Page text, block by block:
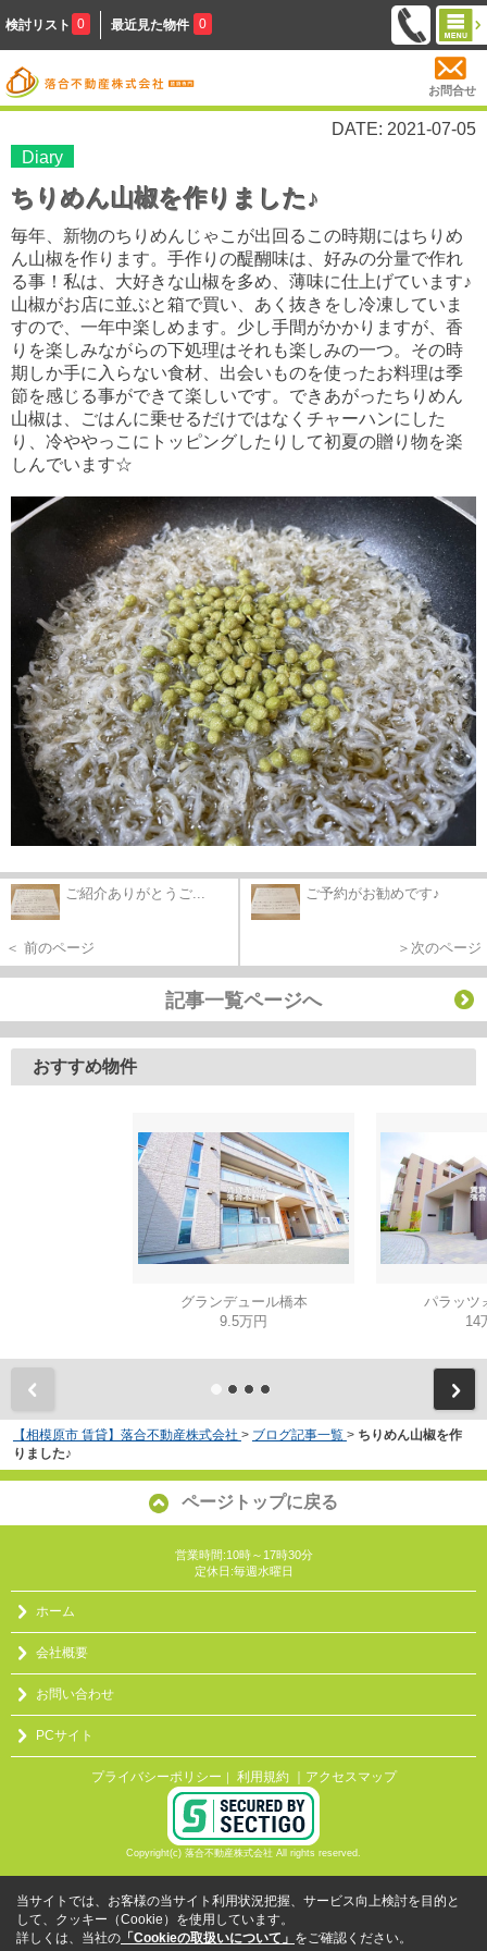
検討リスト 0 最近見た物件 0
お問合せ
DATE: 2021-07-05
Diary
ちりめん山椒を作りました♪
毎年、新物のちりめんじゃこが出回るこの時期にはちりめ
ん山椒を作ります。手作りの醍醐味は、好みの分量で作れ
る事！私は、大好きな山椒を多め、薄味に仕上げています♪
山椒がお店に並ぶと箱で買い、あく抜きをし冷凍していま
すので、一年中楽しめます。少し手間がかかりますが、香
りを楽しみながらの下処理はそれも楽しみの一つ。その時
期しか手に入らない食材、出会いものを使ったお料理は季
節を感じる事ができて楽しいです。できあがったちりめん
山椒は、ごはんに乗せるだけではなくチャーハンにした
り、冷ややっこにトッピングしたりして初夏の贈り物を楽
しんでいます☆
ご紹介ありがとうご...
＜ 前のページ
ご予約がお勧めです♪
＞次のページ
記事一覧ページへ
おすすめ物件
グランデュール橋本
9.5万円
パラッ
14
【相模原市 賃貸】落合不動産株式会社 > ブログ記事一覧 > ちりめん山椒を作
りました♪
ページトップに戻る
営業時間:10時～17時30分
定休日:毎週水曜日
ホーム
会社概要
お問い合わせ
PCサイト
プライバシーポリシー ｜ 利用規約 ｜アクセスマップ
Copyright(c) 落合不動産株式会社 All rights reserved.
当サイトでは、お客様の当サイト利用状況把握、サービス向上検討を目的と
して、クッキー（Cookie）を使用しています。
詳しくは、当社の 「Cookieの取扱いについて」 をご確認ください。